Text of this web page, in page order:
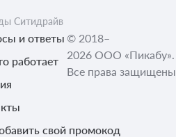
Ситидрайв
и ответы
работает
свой промокод
© 2018–
2026 ООО «Пикабу».
Все права защищены